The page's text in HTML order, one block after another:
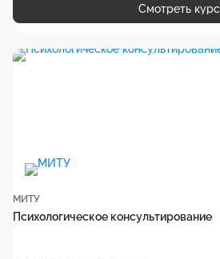
Смотреть курс
МИТУ
Психологическое консультирование